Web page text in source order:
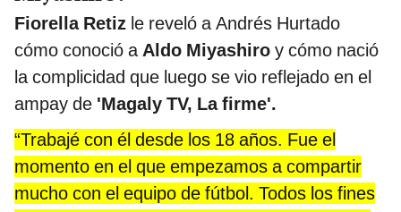
Fiorella Retiz le reveló a Andrés Hurtado
cómo conoció aAldo Miyashiro y cómo nació
la complicidad que luego se vio reflejado en el
ampay de 'Magaly TV, La firme'.
“Trabajé con él desde los 18 años. Fue el
momento en el que empezamos a compartir
mucho con el equipo de fútbol. Todos los fines